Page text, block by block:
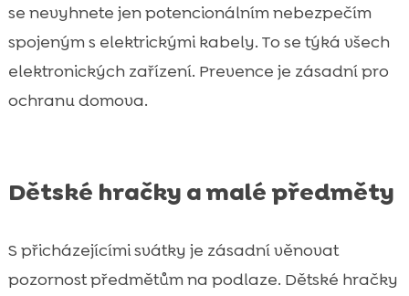
se nevyhnete jen potencionálním nebezpečím
spojeným s elektrickými kabely. To se týká všech
elektronických zařízení. Prevence je zásadní pro
ochranu domova.
Dětské hračky a malé předměty
S přicházejícími svátky je zásadní věnovat
pozornost předmětům na podlaze. Dětské hračky